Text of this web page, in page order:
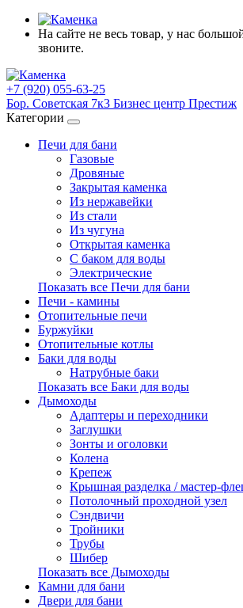
На сайте не весь товар, у нас
звоните.
+7 (920) 055-63-25
Бор. Советская 7к3 Бизнес центр Престиж
Категории
Печи для бани
Газовые
Дровяные
Закрытая каменка
Из нержавейки
Из стали
Из чугуна
Открытая каменка
С баком для воды
Электрические
Показать все Печи для бани
Печи - камины
Отопительные печи
Буржуйки
Отопительные котлы
Баки для воды
Натрубные баки
Показать все Баки для воды
Дымоходы
Адаптеры и переходники
Заглушки
Зонты и оголовки
Колена
Крепеж
Крышная разделка / мастер-
Потолочный проходной узел
Сэндвичи
Тройники
Трубы
Шибер
Показать все Дымоходы
Камни для бани
Двери для бани